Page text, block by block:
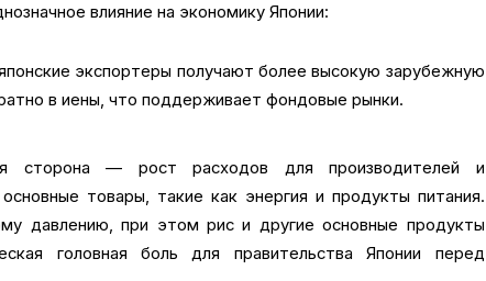
влияние на экономику Японии:
экспортеры получают более высокую зарубежную
в иены, что поддерживает фондовые рынки.
сторона — рост расходов для производителей и
товары, такие как энергия и продукты питания.
давлению, при этом рис и другие основные продукты
головная боль для правительства Японии перед